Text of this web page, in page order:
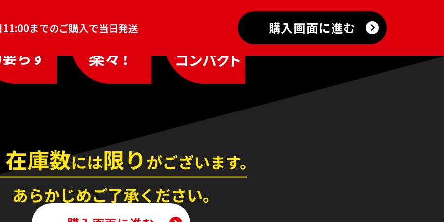
11:00までのご購入で当日発送 購入画面に進む